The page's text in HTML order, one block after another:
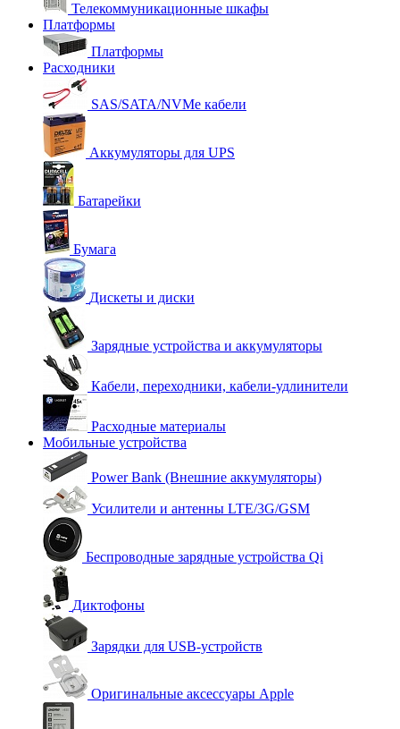
Телекоммуникационные шкафы
Платформы
Платформы
Расходники
SAS/SATA/NVMe кабели
Аккумуляторы для UPS
Батарейки
Бумага
Дискеты и диски
Зарядные устройства и аккумуляторы
Кабели, переходники, кабели-удлинители
Расходные материалы
Мобильные устройства
Power Bank (Внешние аккумуляторы)
Усилители и антенны LTE/3G/GSM
Беспроводные зарядные устройства Qi
Диктофоны
Зарядки для USB-устройств
Оригинальные аксессуары Apple